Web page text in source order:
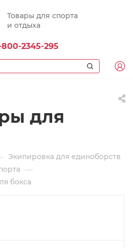
Товары для спорта
и отдыха
2345-295
для
Экипировка для единоборств
—
бокса